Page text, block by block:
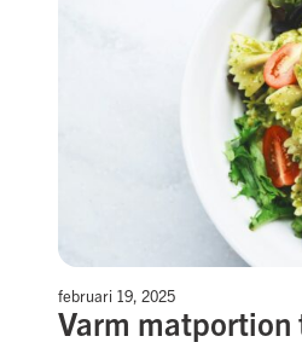
februari 19, 2025
Varm